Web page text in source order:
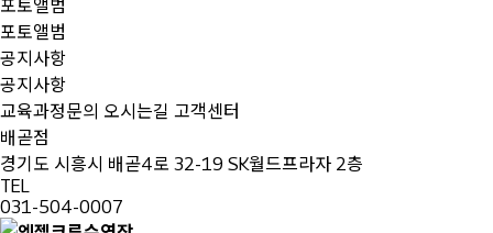
포토앨범
포토앨범
공지사항
공지사항
교육과정문의 오시는길 고객센터
배곧점
경기도 시흥시 배곧4로 32-19 SK월드프라자 2층
TEL
031-504-0007